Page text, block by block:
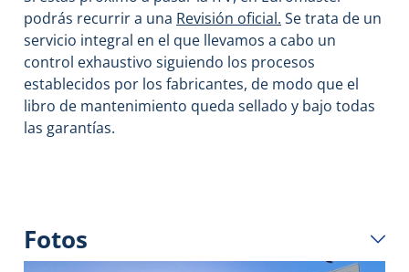
podrás recurrir a una Revisión oficial. Se trata de un
servicio integral en el que llevamos a cabo un
control exhaustivo siguiendo los procesos
establecidos por los fabricantes, de modo que el
libro de mantenimiento queda sellado y bajo todas
las garantías.
Fotos